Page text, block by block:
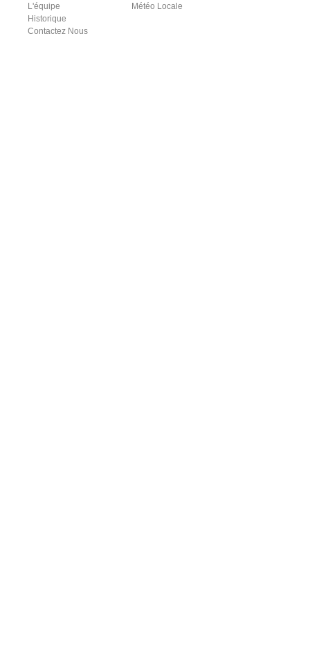
L'équipe
Historique
Contactez Nous
Météo Locale